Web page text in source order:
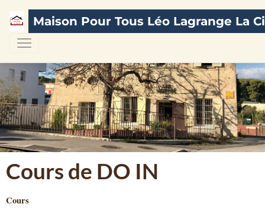
Maison Pour Tous Léo Lagrange La
Cours de DO IN
Cours